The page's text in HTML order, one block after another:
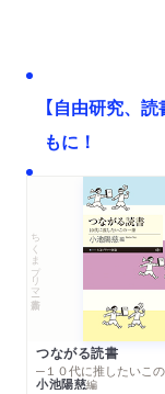
【自由研究、
もに！
ちくまプリマー新書
つながる読書
─１０代に推したいこ
小池陽慈編